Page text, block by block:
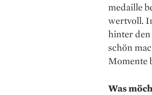
medaille
wertvoll.
hinter den
schön
Momente
Was